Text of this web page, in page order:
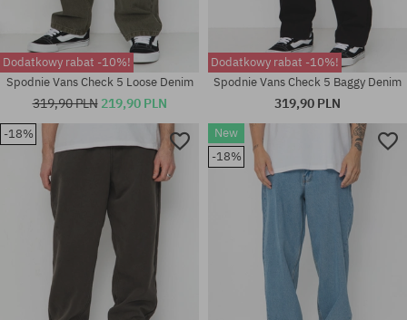
Dodatkowy rabat -10%!
Spodnie Vans Check 5 Loose Denim
319,90 PLN 219,90 PLN
Dodatkowy rabat -10%!
Spodnie Vans Check 5 Baggy Denim
319,90 PLN
-18%
New
-18%